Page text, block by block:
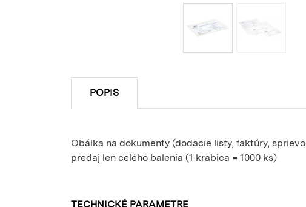
POPIS
Obálka na dokumenty (dodacie listy, faktúry,
predaj len celého balenia (1 krabica = 1000 ks)
TECHNICKÉ PARAMETRE